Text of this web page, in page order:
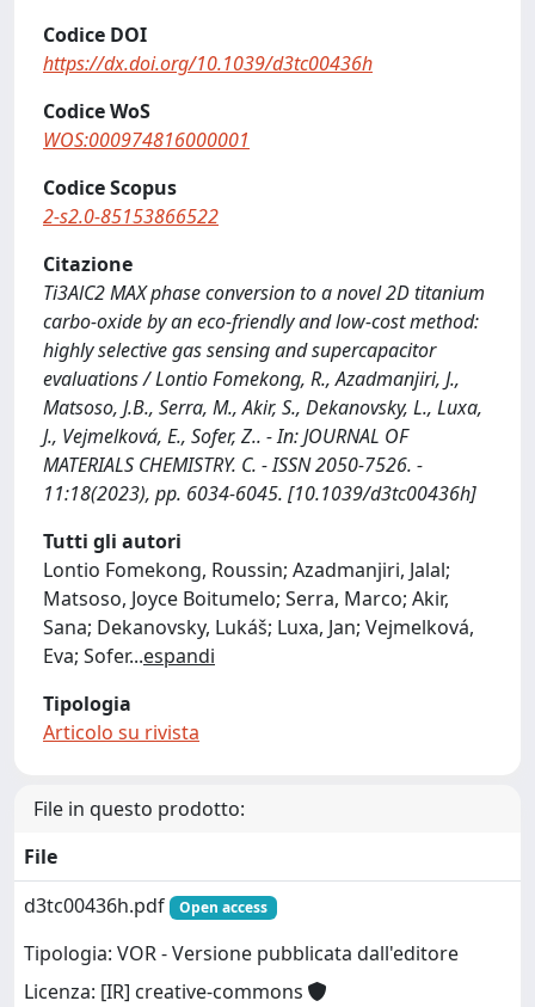
Codice DOI
https://dx.doi.org/10.1039/d3tc00436h
Codice WoS
WOS:000974816000001
Codice Scopus
2-s2.0-85153866522
Citazione
Ti3AlC2 MAX phase conversion to a novel 2D titanium
carbo-oxide by an eco-friendly and low-cost method:
highly selective gas sensing and supercapacitor
evaluations / Lontio Fomekong, R., Azadmanjiri, J.,
Matsoso, J.B., Serra, M., Akir, S., Dekanovsky, L., Luxa,
J., Vejmelková, E., Sofer, Z.. - In: JOURNAL OF
MATERIALS CHEMISTRY. C. - ISSN 2050-7526. -
11:18(2023), pp. 6034-6045. [10.1039/d3tc00436h]
Tutti gli autori
Lontio Fomekong, Roussin; Azadmanjiri, Jalal;
Matsoso, Joyce Boitumelo; Serra, Marco; Akir,
Sana; Dekanovsky, Lukáš; Luxa, Jan; Vejmelková,
Eva; Sofer...espandi
Tipologia
Articolo su rivista
File in questo prodotto:
File
d3tc00436h.pdf
Open access
Tipologia: VOR - Versione pubblicata dall'editore
Licenza: [IR] creative-commons